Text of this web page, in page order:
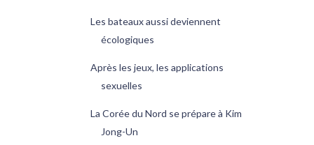
Les bateaux aussi deviennent
écologiques
Après les jeux, les applications
sexuelles
La Corée du Nord se prépare à Kim
Jong-Un